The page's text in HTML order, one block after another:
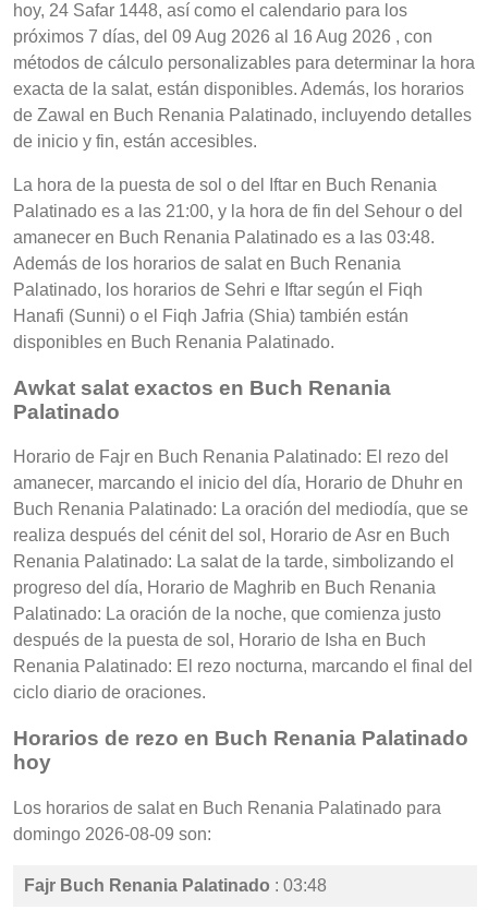
hoy, 24 Safar 1448, así como el calendario para los
próximos 7 días, del 09 Aug 2026 al 16 Aug 2026 , con
métodos de cálculo personalizables para determinar la hora
exacta de la salat, están disponibles. Además, los horarios
de Zawal en Buch Renania Palatinado, incluyendo detalles
de inicio y fin, están accesibles.
La hora de la puesta de sol o del Iftar en Buch Renania
Palatinado es a las 21:00, y la hora de fin del Sehour o del
amanecer en Buch Renania Palatinado es a las 03:48.
Además de los horarios de salat en Buch Renania
Palatinado, los horarios de Sehri e Iftar según el Fiqh
Hanafi (Sunni) o el Fiqh Jafria (Shia) también están
disponibles en Buch Renania Palatinado.
Awkat salat exactos en Buch Renania
Palatinado
Horario de Fajr en Buch Renania Palatinado: El rezo del
amanecer, marcando el inicio del día, Horario de Dhuhr en
Buch Renania Palatinado: La oración del mediodía, que se
realiza después del cénit del sol, Horario de Asr en Buch
Renania Palatinado: La salat de la tarde, simbolizando el
progreso del día, Horario de Maghrib en Buch Renania
Palatinado: La oración de la noche, que comienza justo
después de la puesta de sol, Horario de Isha en Buch
Renania Palatinado: El rezo nocturna, marcando el final del
ciclo diario de oraciones.
Horarios de rezo en Buch Renania Palatinado
hoy
Los horarios de salat en Buch Renania Palatinado para
domingo 2026-08-09 son:
Fajr Buch Renania Palatinado : 03:48